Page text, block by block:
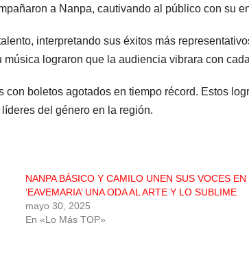
a Nanpa, cautivando al público con su
interpretando sus éxitos más
lograron que la audiencia vibrara con
boletos agotados en tiempo récord. Estos
del género en la región.
NANPA BÁSICO Y CAMILO UNEN SUS VOCES EN
’EAVEMARIA’ UNA ODA AL ARTE Y LO SUBLIME
mayo 30, 2025
En «Lo Más TOP»